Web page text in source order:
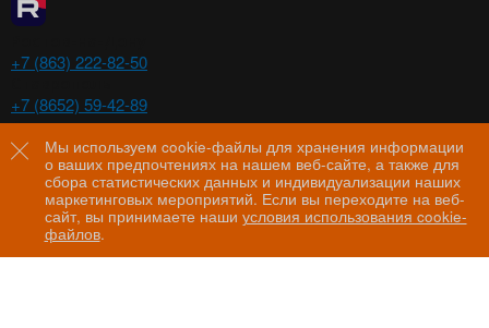
Мы используем cookie-файлы для хранения информации
о ваших предпочтениях на нашем веб-сайте, а также для
сбора статистических данных и индивидуализации наших
маркетинговых мероприятий. Если вы переходите на веб-
сайт, вы принимаете наши условия использования cookie-
файлов.
+7 (863) 222-82-50
+7 (8652) 59-42-89
Волгоград
+7 (8442) 29-00-21
Пятигорск
+7 (8793) 97-60-44